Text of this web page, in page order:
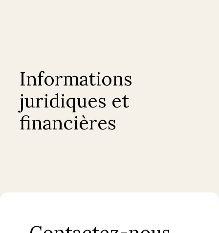
Informations
juridiques et
financières